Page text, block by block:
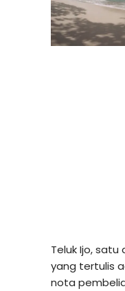
Teluk Ijo,
yang tertulis
nota